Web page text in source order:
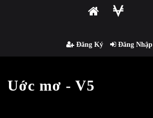
Đăng Ký Đăng Nhập
Uớc mơ - V5